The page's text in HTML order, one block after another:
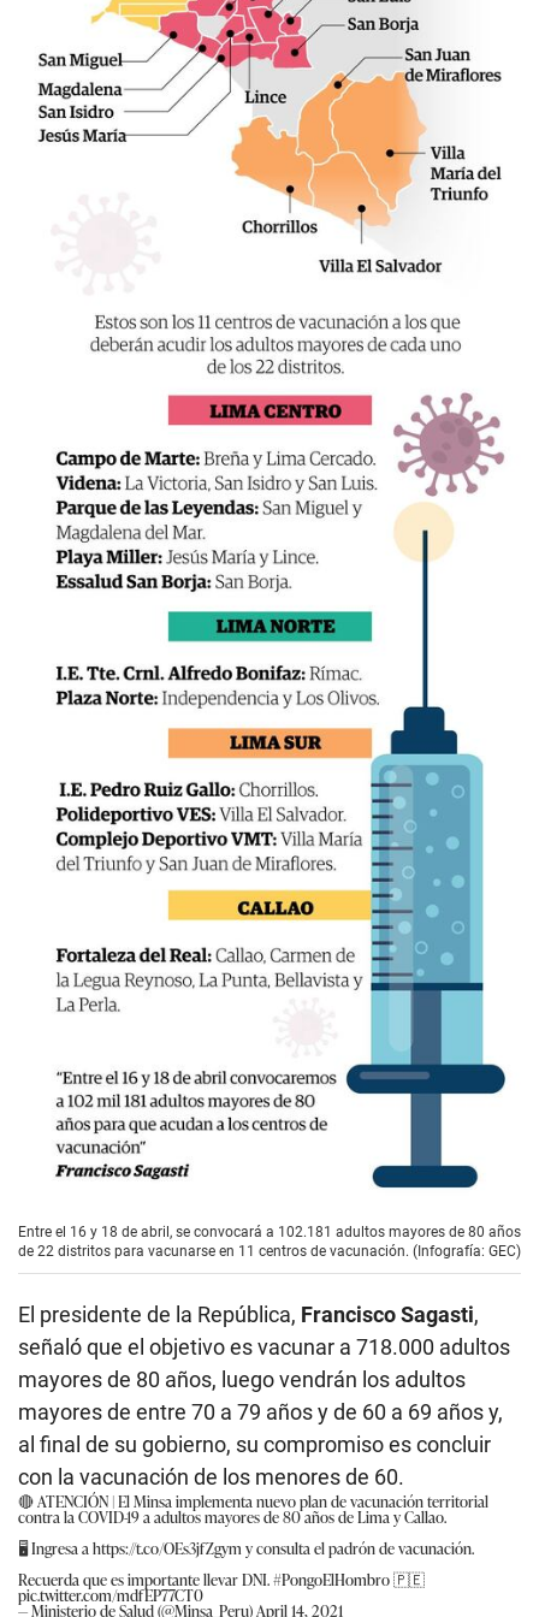
Entre el 16 y 18 de abril, se convocará a 102.181 adultos mayores de 80 años
de 22 distritos para vacunarse en 11 centros de vacunación. (Infografía: GEC)
El presidente de la República, Francisco Sagasti,
señaló que el objetivo es vacunar a 718.000 adultos
mayores de 80 años, luego vendrán los adultos
mayores de entre 70 a 79 años y de 60 a 69 años y,
al final de su gobierno, su compromiso es concluir
con la vacunación de los menores de 60.
🔴 ATENCIÓN | El Minsa implementa nuevo plan de vacunación territorial
contra la COVID-19 a adultos mayores de 80 años de Lima y Callao.
🖥️ Ingresa a https://t.co/OEs3jfZgym y consulta el padrón de vacunación.
Recuerda que es importante llevar DNI.#PongoElHombro🇵🇪
pic.twitter.com/mdfEP77CT0
— Ministerio de Salud (@Minsa_Peru)April 14, 2021